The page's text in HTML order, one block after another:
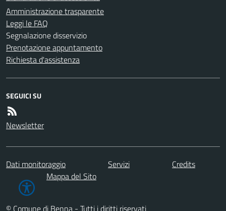
Amministrazione trasparente
Leggi le FAQ
Segnalazione disservizio
Prenotazione appuntamento
Richiesta d'assistenza
SEGUICI SU
Newsletter
Dati monitoraggio Servizi
Credits
Mappa del Sito
© Comune di Benna - Tutti i diritti riservati